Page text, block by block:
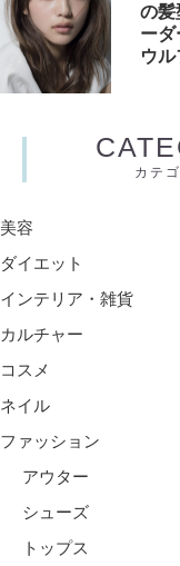
の髪
ー
ウ
カテ
美容
ダイエット
インテリア・雑貨
カルチャー
コスメ
ネイル
ファッション
アウター
シューズ
トップス